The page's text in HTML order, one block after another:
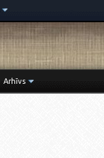
Arhīvs